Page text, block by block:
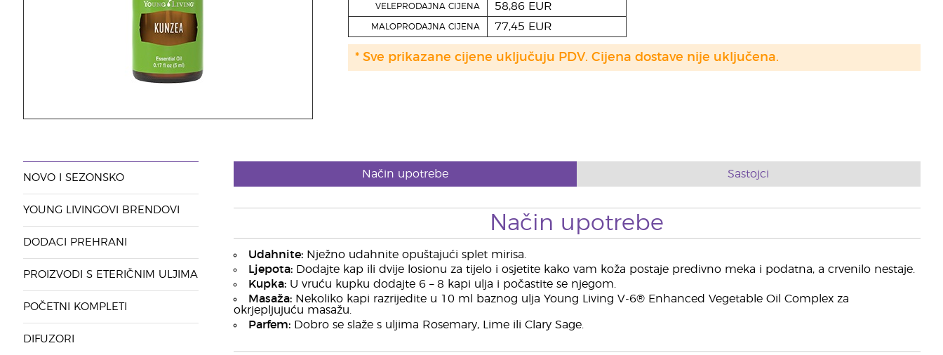
VELEPRODAJNA CIJENA 58,86 EUR
MALOPRODAJNA CIJENA 77,45 EUR
* Sve prikazane cijene uključuju PDV. Cijena dostave nije uključena.
NOVO I SEZONSKO
YOUNG LIVINGOVI BRENDOVI
DODACI PREHRANI
PROIZVODI S ETERIČNIM ULJIMA
POČETNI KOMPLETI
DIFUZORI
Način upotrebe Sastojci
Način upotrebe
Udahnite:Nježno udahnite opuštajući splet mirisa.
Ljepota:Dodajte kap ili dvije losionu za tijelo i osjetite kako vam koža postaje predivno meka i podatna, a crvenilo nestaje.
Kupka:U vruću kupku dodajte 6 – 8 kapi ulja i počastite se njegom.
Masaža:Nekoliko kapi razrijedite u 10 ml baznog ulja Young Living V-6® Enhanced Vegetable Oil Complex za
okrjepljujuću masažu.
Parfem:Dobro se slaže s uljima Rosemary, Lime ili Clary Sage.